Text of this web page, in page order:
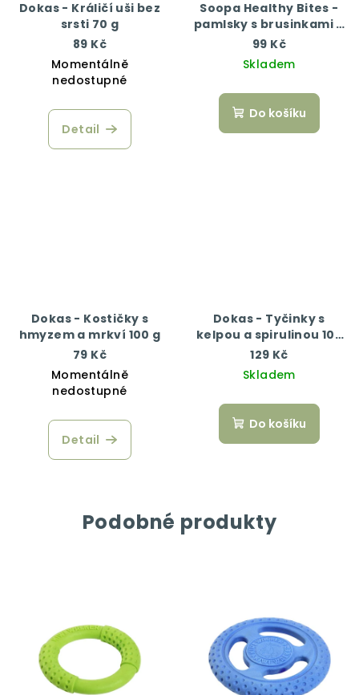
Dokas - Králičí uši bez
srsti 70 g
89 Kč
Momentálně
nedostupné
Detail
Soopa Healthy Bites -
pamlsky s brusinkami a
batáty 50 g
99 Kč
Skladem
Do košíku
Dokas - Kostičky s
hmyzem a mrkví 100 g
79 Kč
Momentálně
nedostupné
Detail
Dokas - Tyčinky s
kelpou a spirulinou 105
g
129 Kč
Skladem
Do košíku
Podobné produkty